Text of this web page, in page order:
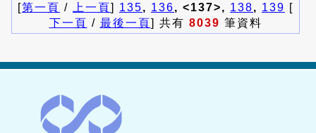
[第一頁 / 上一頁] 135, 136, <137>, 138, 139 [
下一頁 / 最後一頁] 共有 8039 筆資料